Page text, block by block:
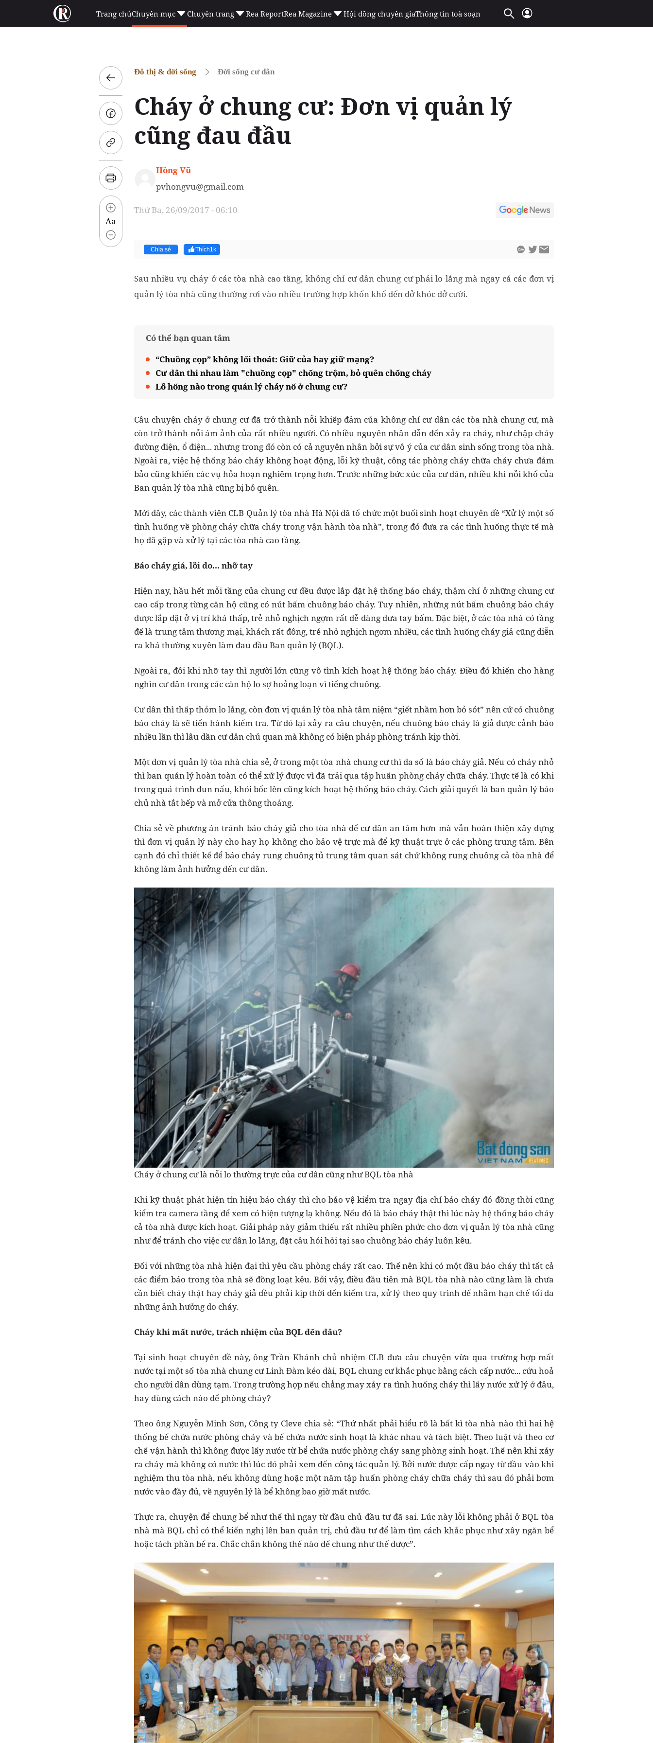
Trang chủChuyên mục Chuyên trang Rea ReportRea Magazine Hội đồng chuyên giaThông tin toà soạn
Aa
Đô thị & đời sống Đời sống cư dân
Cháy ở chung cư: Đơn vị quản lý
cũng đau đầu
Hồng Vũ
pvhongvu@gmail.com
Thứ Ba, 26/09/2017 - 06:10
Chia sẻ Thích1k
Sau nhiều vụ cháy ở các tòa nhà cao tầng, không chỉ cư dân chung cư phải lo lắng mà ngay cả các đơn vị
quản lý tòa nhà cũng thường rơi vào nhiều trường hợp khốn khổ đến dở khóc dở cười.
Có thể bạn quan tâm
“Chuồng cọp” không lối thoát: Giữ của hay giữ mạng?
Cư dân thi nhau làm "chuồng cọp" chống trộm, bỏ quên chống cháy
Lỗ hổng nào trong quản lý cháy nổ ở chung cư?
Câu chuyện cháy ở chung cư đã trở thành nỗi khiếp đảm của không chỉ cư dân các tòa nhà chung cư, mà
còn trở thành nỗi ám ảnh của rất nhiều người. Có nhiều nguyên nhân dẫn đến xảy ra cháy, như chập cháy
đường điện, ổ điện... nhưng trong đó còn có cả nguyên nhân bởi sự vô ý của cư dân sinh sống trong tòa nhà.
Ngoài ra, việc hệ thống báo cháy không hoạt động, lỗi kỹ thuật, công tác phòng cháy chữa cháy chưa đảm
bảo cũng khiến các vụ hỏa hoạn nghiêm trọng hơn. Trước những bức xúc của cư dân, nhiều khi nỗi khổ của
Ban quản lý tòa nhà cũng bị bỏ quên.
Mới đây, các thành viên CLB Quản lý tòa nhà Hà Nội đã tổ chức một buổi sinh hoạt chuyên đề “Xử lý một số
tình huống về phòng cháy chữa cháy trong vận hành tòa nhà”, trong đó đưa ra các tình huống thực tế mà
họ đã gặp và xử lý tại các tòa nhà cao tầng.
Báo cháy giả, lỗi do... nhỡ tay
Hiện nay, hầu hết mỗi tầng của chung cư đều được lắp đặt hệ thống báo cháy, thậm chí ở những chung cư
cao cấp trong từng căn hộ cũng có nút bấm chuông báo cháy. Tuy nhiên, những nút bấm chuông báo cháy
được lắp đặt ở vị trí khá thấp, trẻ nhỏ nghịch ngợm rất dễ dàng đưa tay bấm. Đặc biệt, ở các tòa nhà có tầng
đế là trung tâm thương mại, khách rất đông, trẻ nhỏ nghịch ngơm nhiều, các tình huống cháy giả cũng diễn
ra khá thường xuyên làm đau đầu Ban quản lý (BQL).
Ngoài ra, đôi khi nhỡ tay thì người lớn cũng vô tình kích hoạt hệ thống báo cháy. Điều đó khiến cho hàng
nghìn cư dân trong các căn hộ lo sợ hoảng loạn vì tiếng chuông.
Cư dân thì thấp thỏm lo lắng, còn đơn vị quản lý tòa nhà tâm niệm “giết nhầm hơn bỏ sót” nên cứ có chuông
báo cháy là sẽ tiến hành kiểm tra. Từ đó lại xảy ra câu chuyện, nếu chuông báo cháy là giả được cảnh báo
nhiều lần thì lâu dần cư dân chủ quan mà không có biện pháp phòng tránh kịp thời.
Một đơn vị quản lý tòa nhà chia sẻ, ở trong một tòa nhà chung cư thì đa số là báo cháy giả. Nếu có cháy nhỏ
thì ban quản lý hoàn toàn có thể xử lý được vì đã trải qua tập huấn phòng cháy chữa cháy. Thực tế là có khi
trong quá trình đun nấu, khói bốc lên cũng kích hoạt hệ thống báo cháy. Cách giải quyết là ban quản lý báo
chủ nhà tắt bếp và mở cửa thông thoáng.
Chia sẻ về phương án tránh báo cháy giả cho tòa nhà để cư dân an tâm hơn mà vẫn hoàn thiện xây dựng
thì đơn vị quản lý này cho hay họ không cho bảo vệ trực mà để kỹ thuật trực ở các phòng trung tâm. Bên
cạnh đó chỉ thiết kế để báo cháy rung chuông tủ trung tâm quan sát chứ không rung chuông cả tòa nhà để
không làm ảnh hưởng đến cư dân.
Cháy ở chung cư là nỗi lo thường trực của cư dân cũng như BQL tòa nhà
Khi kỹ thuật phát hiện tín hiệu báo cháy thì cho bảo vệ kiểm tra ngay địa chỉ báo cháy đó đồng thời cũng
kiểm tra camera tầng để xem có hiện tượng lạ không. Nếu đó là báo cháy thật thì lúc này hệ thống báo cháy
cả tòa nhà được kích hoạt. Giải pháp này giảm thiếu rất nhiều phiền phức cho đơn vị quản lý tòa nhà cũng
như để tránh cho việc cư dân lo lắng, đặt câu hỏi hỏi tại sao chuông báo cháy luôn kêu.
Đối với những tòa nhà hiện đại thì yêu cầu phòng cháy rất cao. Thế nên khi có một đầu báo cháy thì tất cả
các điểm báo trong tòa nhà sẽ đồng loạt kêu. Bởi vậy, điều đầu tiên mà BQL tòa nhà nào cũng làm là chưa
cần biết cháy thật hay cháy giả đều phải kịp thời đến kiểm tra, xử lý theo quy trình để nhằm hạn chế tối đa
những ảnh hưởng do cháy.
Cháy khi mất nước, trách nhiệm của BQL đến đâu?
Tại sinh hoạt chuyên đề này, ông Trần Khánh chủ nhiệm CLB đưa câu chuyện vừa qua trường hợp mất
nước tại một số tòa nhà chung cư Linh Đàm kéo dài, BQL chung cư khắc phục bằng cách cấp nước... cứu hoả
cho người dân dùng tạm. Trong trường hợp nếu chẳng may xảy ra tình huống cháy thì lấy nước xử lý ở đâu,
hay dùng cách nào để phòng cháy?
Theo ông Nguyễn Minh Sơn, Công ty Cleve chia sẻ: “Thứ nhất phải hiểu rõ là bất kì tòa nhà nào thì hai hệ
thống bể chứa nước phòng cháy và bể chứa nước sinh hoạt là khác nhau và tách biệt. Theo luật và theo cơ
chế vận hành thì không được lấy nước từ bể chứa nước phòng cháy sang phòng sinh hoạt. Thế nên khi xảy
ra cháy mà không có nước thì lúc đó phải xem đến công tác quản lý. Bởi nước được cấp ngay từ đầu vào khi
nghiệm thu tòa nhà, nếu không dùng hoặc một năm tập huấn phòng cháy chữa cháy thì sau đó phải bơm
nước vào đầy đủ, về nguyên lý là bể không bao giờ mất nước.
Thực ra, chuyện để chung bể như thế thì ngay từ đầu chủ đầu tư đã sai. Lúc này lỗi không phải ở BQL tòa
nhà mà BQL chỉ có thể kiến nghị lên ban quản trị, chủ đầu tư để làm tìm cách khắc phục như xây ngăn bể
hoặc tách phần bể ra. Chắc chắn không thể nào để chung như thế được”.